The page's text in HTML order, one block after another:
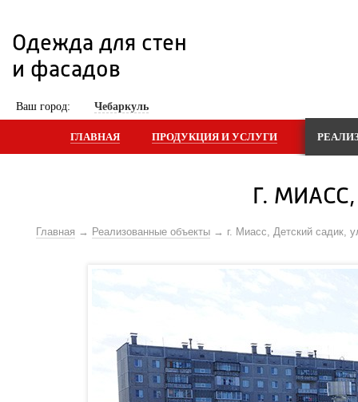
Одежда для стен
и фасадов
Ваш город: Чебаркуль
ГЛАВНАЯ ПРОДУКЦИЯ И УСЛУГИ
Г.
Главная Реализованные объекты г. Миасс, Детский садик,